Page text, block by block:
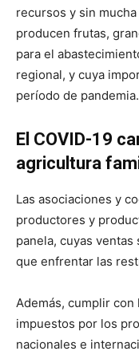
recursos y sin
producen frutas,
para el
regional, y cuya
período de pandemia.
El COVID-19
agricultura
Las asociaciones y
productores y
panela, cuyas
que enfrentar las
Además, cumplir
impuestos por los
nacionales e